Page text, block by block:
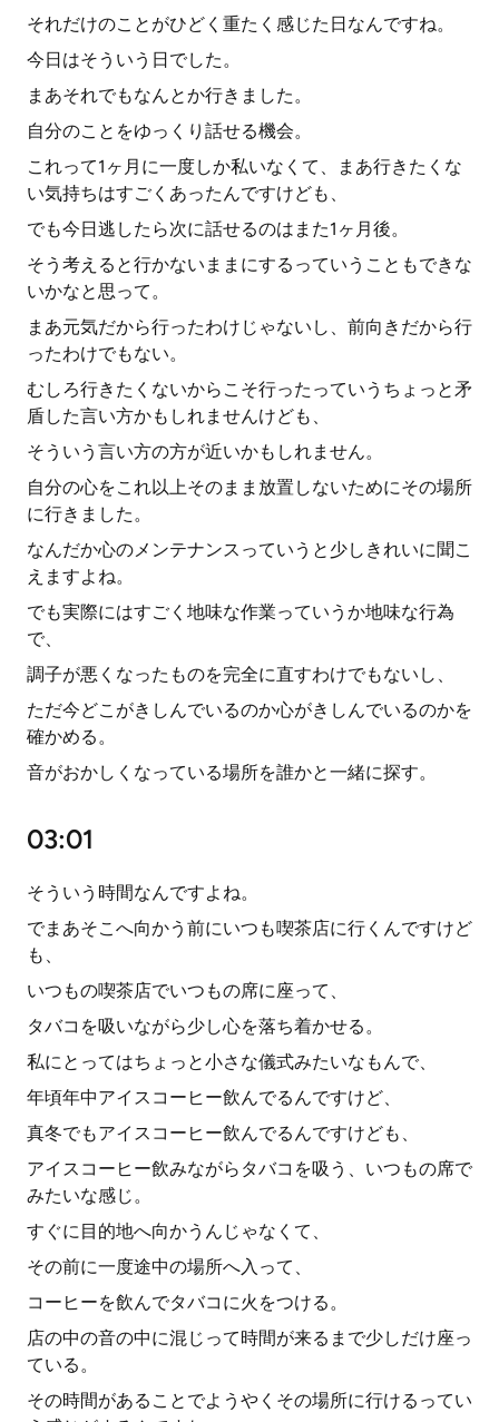
それだけのことがひどく重たく感じた日なんですね。
今日はそういう日でした。
まあそれでもなんとか行きました。
自分のことをゆっくり話せる機会。
これって1ヶ月に一度しか私いなくて、まあ行きたくな
い気持ちはすごくあったんですけども、
でも今日逃したら次に話せるのはまた1ヶ月後。
そう考えると行かないままにするっていうこともできな
いかなと思って。
まあ元気だから行ったわけじゃないし、前向きだから行
ったわけでもない。
むしろ行きたくないからこそ行ったっていうちょっと矛
盾した言い方かもしれませんけども、
そういう言い方の方が近いかもしれません。
自分の心をこれ以上そのまま放置しないためにその場所
に行きました。
なんだか心のメンテナンスっていうと少しきれいに聞こ
えますよね。
でも実際にはすごく地味な作業っていうか地味な行為
で、
調子が悪くなったものを完全に直すわけでもないし、
ただ今どこがきしんでいるのか心がきしんでいるのかを
確かめる。
音がおかしくなっている場所を誰かと一緒に探す。
03:01
そういう時間なんですよね。
でまあそこへ向かう前にいつも喫茶店に行くんですけど
も、
いつもの喫茶店でいつもの席に座って、
タバコを吸いながら少し心を落ち着かせる。
私にとってはちょっと小さな儀式みたいなもんで、
年頃年中アイスコーヒー飲んでるんですけど、
真冬でもアイスコーヒー飲んでるんですけども、
アイスコーヒー飲みながらタバコを吸う、いつもの席で
みたいな感じ。
すぐに目的地へ向かうんじゃなくて、
その前に一度途中の場所へ入って、
コーヒーを飲んでタバコに火をつける。
店の中の音の中に混じって時間が来るまで少しだけ座っ
ている。
その時間があることでようやくその場所に行けるってい